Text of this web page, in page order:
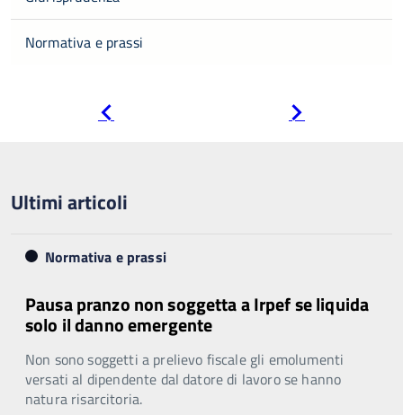
Normativa e prassi
Ultimi articoli
Normativa e prassi
Pausa pranzo non soggetta a Irpef se liquida
solo il danno emergente
Non sono soggetti a prelievo fiscale gli emolumenti
versati al dipendente dal datore di lavoro se hanno
natura risarcitoria.